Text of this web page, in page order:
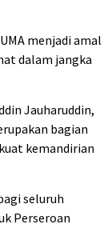
menjadi amal
dalam jangka
Jauharuddin,
bagian
kemandirian
seluruh
Perseroan